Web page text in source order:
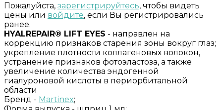
Пожалуйста, зарегистрируйтесь, чтобы видеть
цены или войдите, если Вы регистрировались
ранее.
HYALREPAIR® LIFT EYES - направлен на
коррекцию признаков старения зоны вокруг глаз;
укрепление плотности коллагеновых волокон,
устранение признаков фотоэластоза, а также
увеличение количества эндогенной
гиалуроновой кислоты в периорбитальной
области
Бренд - Martinex;